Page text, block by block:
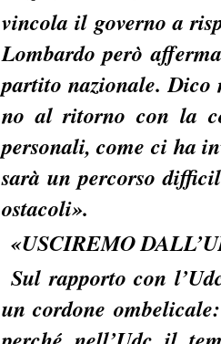
vincola il governo a
Lombardo però
partito nazionale.
no al ritorno con la
personali, come ci ha
sarà un percorso
ostacoli».
«USCIREMO
Sul rapporto con
un cordone